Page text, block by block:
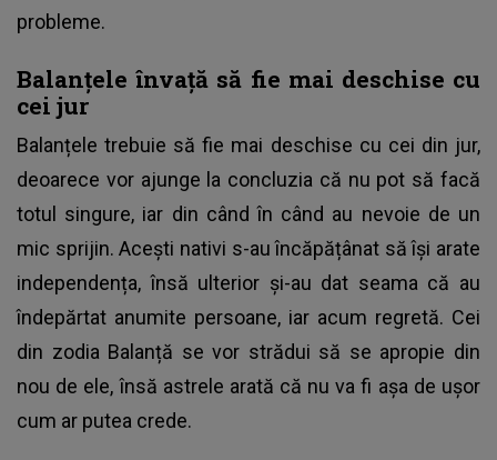
probleme.
Balanțele învață să fie mai deschise cu
cei jur
Balanțele trebuie să fie mai deschise cu cei din jur,
deoarece vor ajunge la concluzia că nu pot să facă
totul singure, iar din când în când au nevoie de un
mic sprijin. Acești nativi s-au încăpățânat să își arate
independența, însă ulterior și-au dat seama că au
îndepărtat anumite persoane, iar acum regretă. Cei
din zodia Balanță se vor strădui să se apropie din
nou de ele, însă astrele arată că nu va fi așa de ușor
cum ar putea crede.